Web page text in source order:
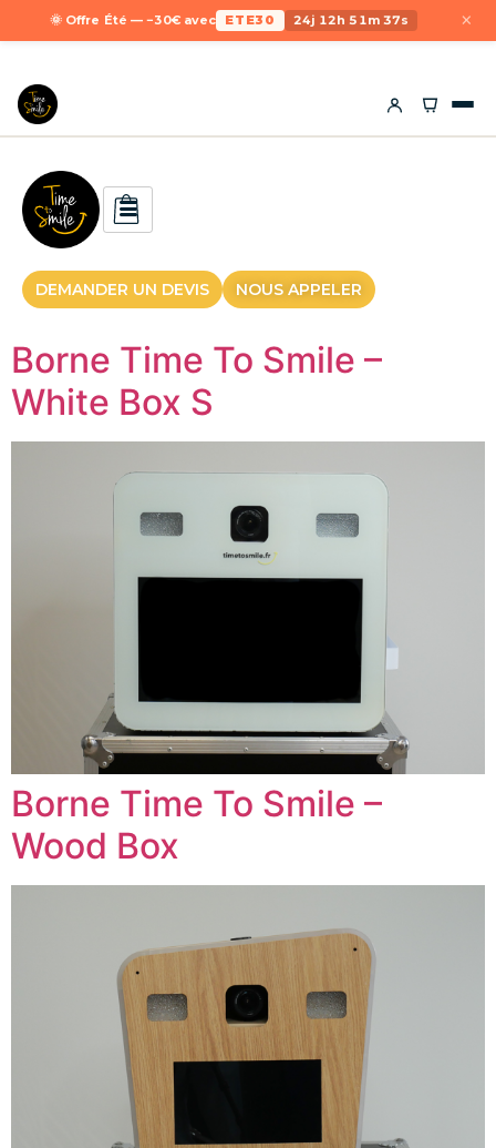
🌞 Offre Été — −30€ avec ETE30 24j 12h 51m 36s ×
DEMANDER UN DEVIS NOUS APPELER
Borne Time To Smile –
White Box S
Borne Time To Smile –
Wood Box